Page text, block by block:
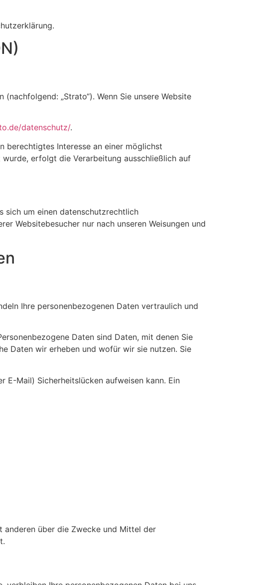
„Strato“). Wenn Sie unsere Website
datenschutz/.
berechtigtes Interesse an einer möglichst
erfolgt die Verarbeitung ausschließlich auf
sich um einen datenschutzrechtlich
Websitebesucher nur nach unseren Weisungen und
Ihre personenbezogenen Daten vertraulich und
Daten sind Daten, mit denen Sie
Daten wir erheben und wofür wir sie nutzen. Sie
E-Mail) Sicherheitslücken aufweisen kann. Ein
über die Zwecke und Mittel der